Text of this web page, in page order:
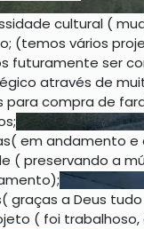
cultural (
(temos vários
futuramente ser
através de
para compra de
em andamento e
( preservando a
graças a Deus
( foi